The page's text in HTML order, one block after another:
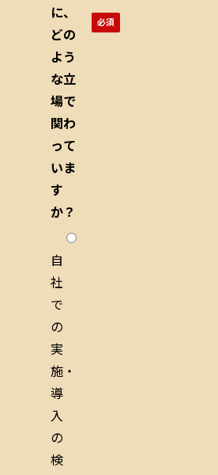
に、
どの
よう
な立
場で
関わ
って
いま
す
か？
自
社
で
の
実
施・
導
入
の
検